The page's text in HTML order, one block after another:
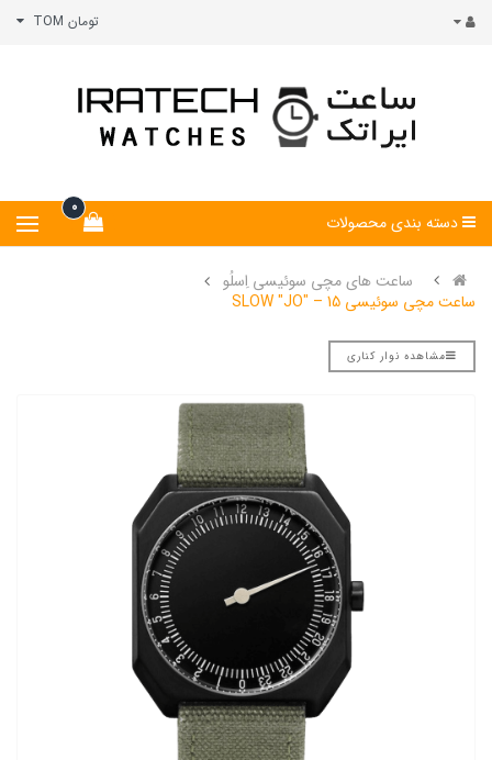
تومان TOM
0
دسته بندی محصولات
ساعت های مچی سوئیسی اِسلُو
ساعت مچی سوئیسی SLOW "JO" – 15
مشاهده نوار کناری